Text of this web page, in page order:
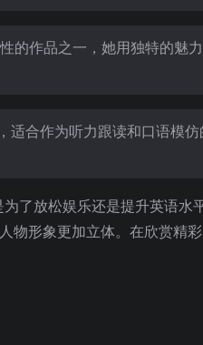
作品之一，她用独特的魅
合作为听力跟读和口语模
了放松娱乐还是提升英语水
形象更加立体。在欣赏精